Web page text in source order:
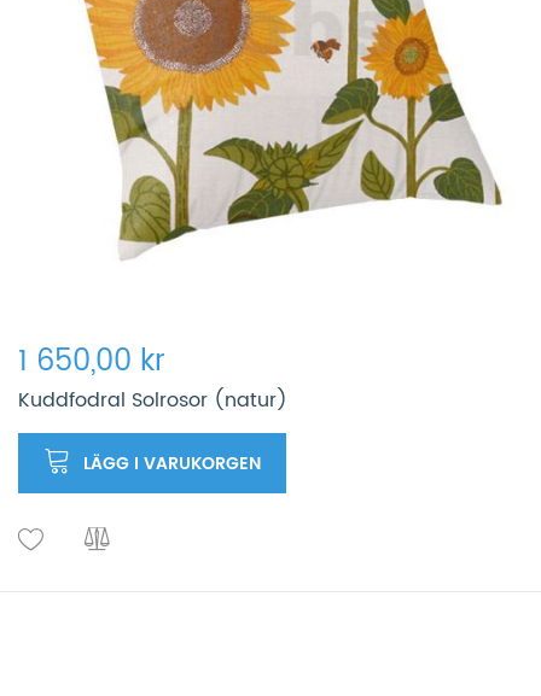
1 650,00 kr
Kuddfodral Solrosor (natur)
LÄGG I VARUKORGEN